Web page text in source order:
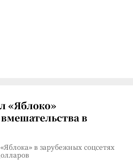
«Яблоко»
в
в зарубежных соцсетях